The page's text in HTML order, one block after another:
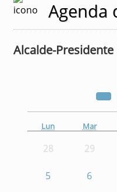
Agenda
Alcalde-Presidente
Lun Mar
28 29
5 6